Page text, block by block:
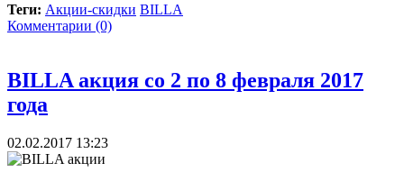
Теги: Акции-скидки BILLA
Комментарии (0)
BILLA акция со 2 по 8 февраля 2017
года
02.02.2017 13:23